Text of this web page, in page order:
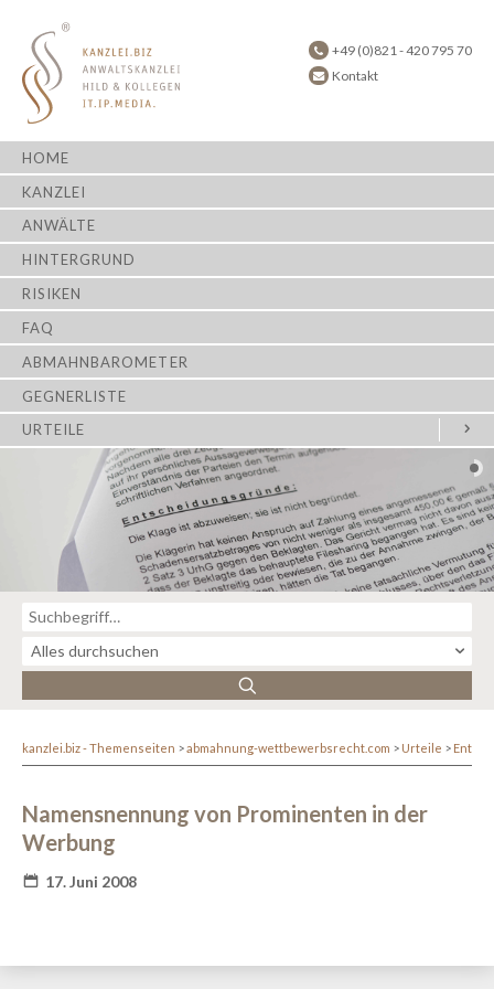
+49 (0)821 - 420 795 70
Kontakt
HOME
KANZLEI
ANWÄLTE
HINTERGRUND
RISIKEN
FAQ
ABMAHNBAROMETER
GEGNERLISTE
URTEILE
kanzlei.biz - Themenseiten abmahnung-wettbewerbsrecht.com Urteile
Namensnennung von Prominenten in der
Werbung
17. Juni 2008